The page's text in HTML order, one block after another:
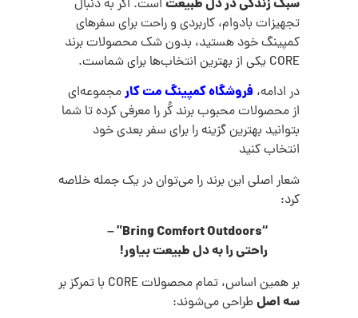
سبک زندگی در دل طبیعتاست. اگر به دنبال
تجهیزات بادوام، کاربردی و راحت برای سفرهای
کمپینگ خود هستید، بدون شک محصولات برند
CORE یکی از بهترین انتخاب‌ها برای شماست.
در ادامه، فروشگاه کمپینگ مت کارمجموعه‌ای
از محصولات محبوب برند کُر را معرفی کرده تا شما
بتوانید بهترین گزینه را برای سفر بعدی خود
انتخاب کنید
شعار اصلی این برند را می‌توان در یک جمله خلاصه
کرد:
“Bring Comfort Outdoors” –
راحتی را به دل طبیعت بیاور!
بر همین اساس، تمام محصولات CORE با تمرکز بر
سه اصلطراحی می‌شوند: